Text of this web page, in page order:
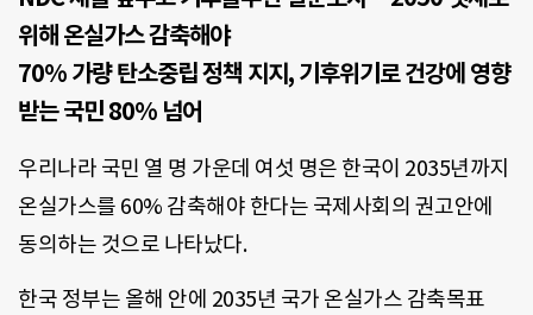
위해 온실가스 감축해야
70% 가량 탄소중립 정책 지지, 기후위기로 건강에 영향
받는 국민 80% 넘어
우리나라 국민 열 명 가운데 여섯 명은 한국이 2035년까지
온실가스를 60% 감축해야 한다는 국제사회의 권고안에
동의하는 것으로 나타났다.
한국 정부는 올해 안에 2035년 국가 온실가스 감축목표